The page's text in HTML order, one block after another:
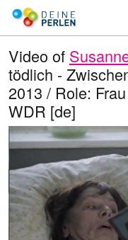
Video of
tödlich -
2013 / Role:
WDR [de]